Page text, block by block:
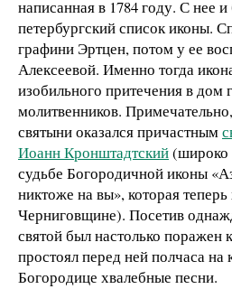
написанная в 1784 году. С нее
петербургский список иконы.
графини Эртцен, потом у ее
Алексеевой. Именно тогда
изобильного притечения в дом
молитвенников.
святыни оказался причастным
Иоанн Кронштадтский(широко
судьбе Богородичной иконы
никтоже на вы», которая
Черниговщине). Посетив
святой был настолько поражен
простоял перед ней полчаса на
Богородице хвалебные песни.